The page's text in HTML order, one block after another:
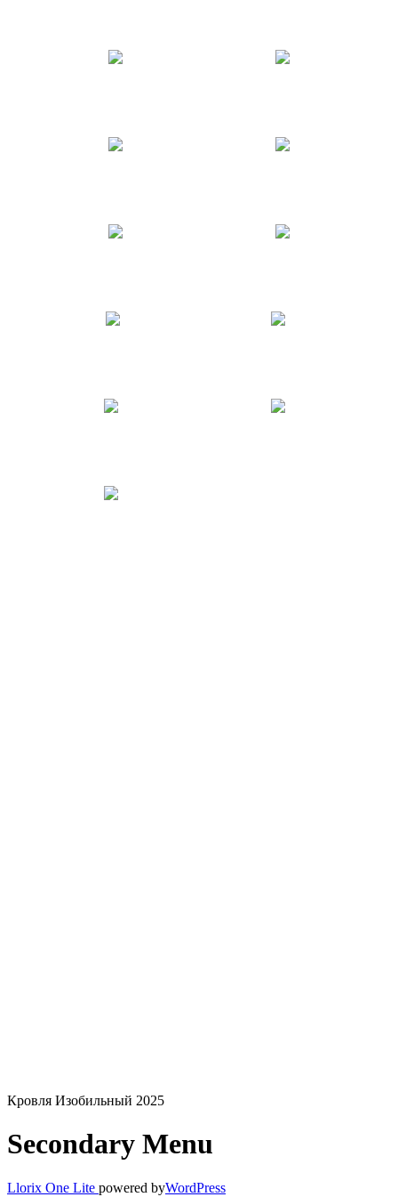
Кровля Изобильный 2025
Secondary Menu
Llorix One Lite powered byWordPress